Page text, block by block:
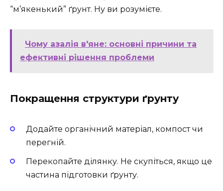
“м’якенький” ґрунт. Ну ви розумієте.
Чому азалія в'яне: основні причини та
ефективні рішення проблеми
Покращення структури ґрунту
Додайте органічний матеріал, компост чи
перегній.
Перекопайте ділянку. Не скупіться, якщо це
частина підготовки ґрунту.